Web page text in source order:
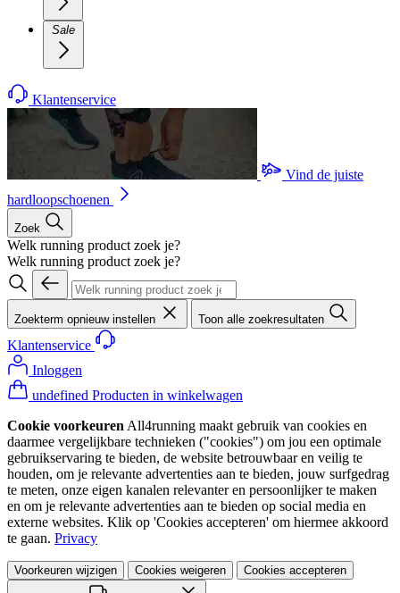
Sale
Klantenservice
Vind de juiste
hardloopschoenen
Zoek
Welk running product zoek je?
Welk running product zoek je?
Zoekterm opnieuw instellen Toon alle zoekresultaten
Klantenservice
Inloggen
undefined Producten in winkelwagen
Cookie voorkeuren All4running maakt gebruik van cookies en
daarmee vergelijkbare technieken ("cookies") om jou een optimale
gebruikservaring te bieden, de website betrouwbaar en veilig te
houden, om je relevante advertenties aan te bieden, jouw surfgedrag
te meten, onze eigen kanalen relevanter en persoonlijker te maken
en om je relevante advertenties aan te bieden op social media en
externe websites. Klik op 'Cookies accepteren' om hiermee akkoord
te gaan. Privacy
Voorkeuren wijzigen Cookies weigeren Cookies accepteren